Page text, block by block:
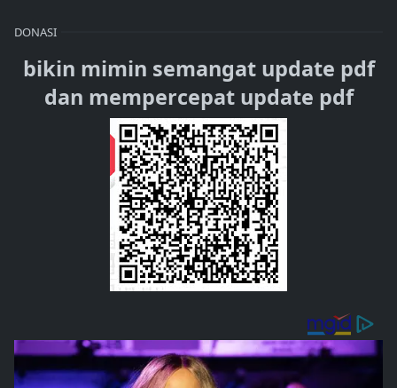
DONASI
bikin mimin semangat update pdf
dan mempercepat update pdf